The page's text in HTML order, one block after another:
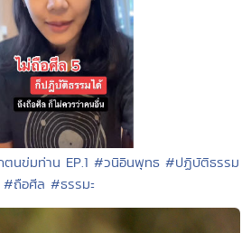
ตนข่มท่าน EP.1 #วนิอินพุทธ #ปฏิบัติธรรม
#ถือศีล #ธรรมะ